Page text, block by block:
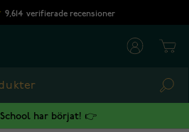
9,614 verifierade recensioner
har börjat! 👉